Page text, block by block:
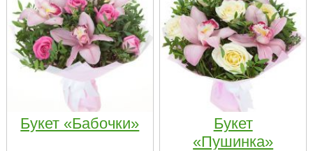
Букет «Бабочки»
Букет
«Пушинка»